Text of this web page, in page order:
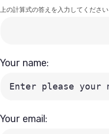
上の計算式の答えを入力してください
Your name:
Your email: